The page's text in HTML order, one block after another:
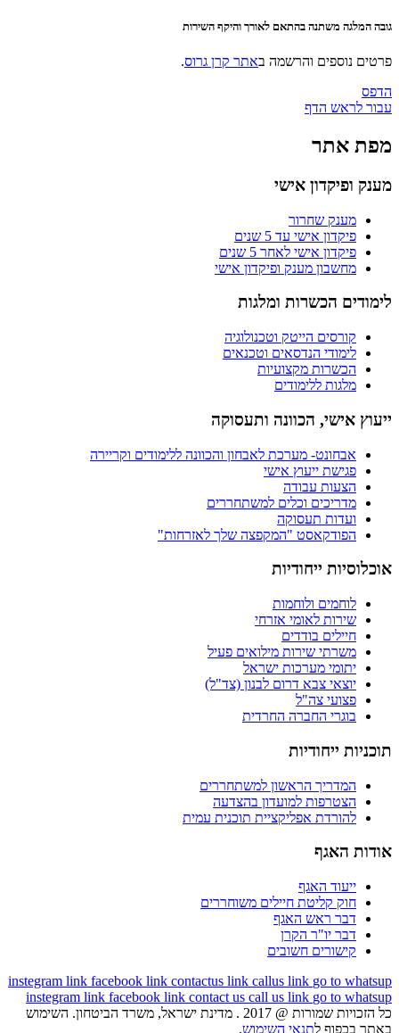
גובה המלגה משתנה בהתאם לאורך והיקף השירות
פרטים נוספים והרשמה באתר קרן גרוס.
הדפס
עבור לראש הדף
מפת אתר
מענק ופיקדון אישי
מענק שחרור
פיקדון אישי עד 5 שנים
פיקדון אישי לאחר 5 שנים
מחשבון מענק ופיקדון אישי
לימודים הכשרות ומלגות
קורסים הייטק וטכנולוגיה
לימודי הנדסאים וטכנאים
הכשרות מקצועיות
מלגות ללימודים
ייעוץ אישי, הכוונה ותעסוקה
אבחונט- מערכת לאבחון והכוונה ללימודים וקריירה
פגישת ייעוץ אישי
הצעות עבודה
מדריכים וכלים למשתחררים
ועדות תעסוקה
הפודקאסט "המקפצה שלך לאזרחות"
אוכלוסיות ייחודיות
לוחמים ולוחמות
שירות לאומי אזרחי
חיילים בודדים
משרתי שירות מילואים פעיל
יתומי מערכות ישראל
יוצאי צבא דרום לבנון (צד"ל)
פצועי צה"ל
בוגרי החברה החרדית
תוכניות ייחודיות
המדריך הראשון למשתחררים
הצטרפות למועדון בהצדעה
להורדת אפליקציית תוכנית עמית
אודות האגף
ייעוד האגף
חוק קליטת חיילים משוחררים
דבר ראש האגף
דבר יו"ר הקרן
קישורים חשובים
instegram link facebook link contactus link callus link go to whatsup
instegram link facebook link contact us call us link go to whatsup
כל הזכויות שמורות @ 2017 . מדינת ישראל, משרד הביטחון. השימוש
באתר בכפוף לתנאי השימוש.